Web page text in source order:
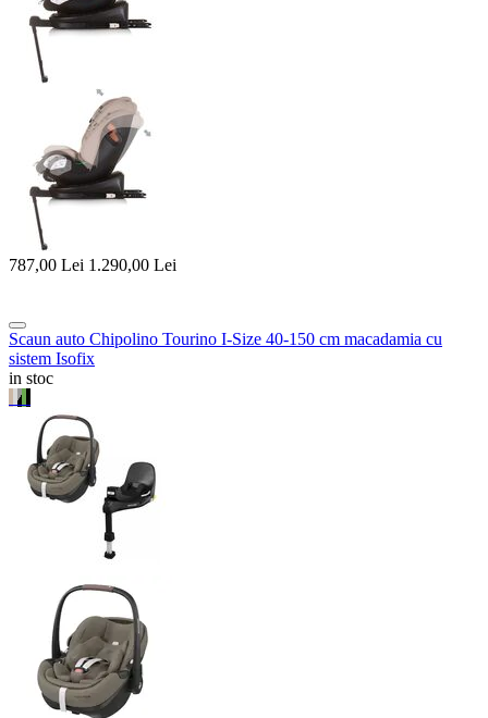
787,00 Lei 1.290,00 Lei
Scaun auto Chipolino Tourino I-Size 40-150 cm macadamia cu
sistem Isofix
in stoc